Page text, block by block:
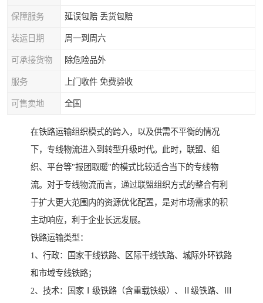
保障服务 延误包赔 丢货包赔
装运日期 周一到周六
可承接货物 除危险品外
服务 上门收件 免费验收
可售卖地 全国
在铁路运输组织模式的跨入，以及供需不平衡的情况
下，专线物流进入到转型升级时代。此时，联盟、组
织、平台等"报团取暖"的模式比较适合当下的专线物
流。对于专线物流而言，通过联盟组织方式的整合有利
于扩大更大范围内的资源优化配置，是对市场需求的积
主动响应，利于企业长远发展。
铁路运输类型：
1、行政：国家干线铁路、区际干线铁路、城际外环铁路
和市域专线铁路；
2、技术：国家Ⅰ级铁路（含重载铁级）、Ⅱ级铁路、Ⅲ